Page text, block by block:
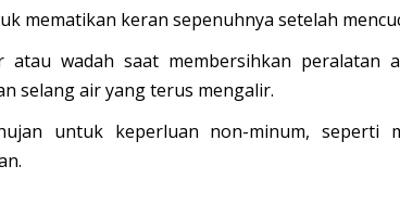
mematikan keran sepenuhnya setelah
atau wadah saat membersihkan peralatan
selang air yang terus mengalir.
untuk keperluan non-minum, seperti